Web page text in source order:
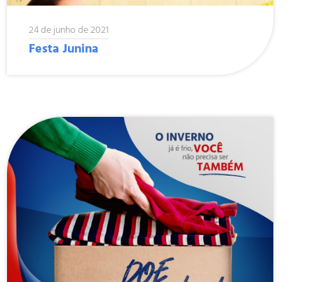
24 de junho de 2021
Festa Junina